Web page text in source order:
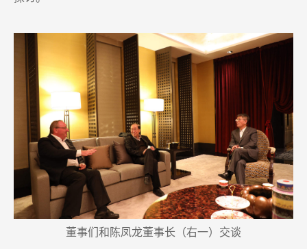
董事们和陈凤龙董事长（右一）交谈